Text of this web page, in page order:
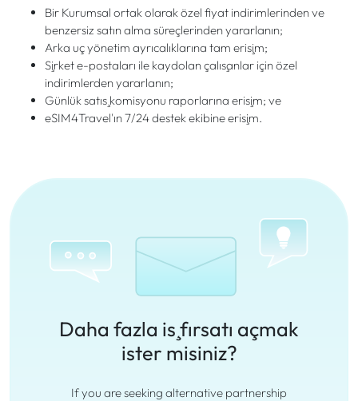
Bir Kurumsal ortak olarak özel fiyat indirimlerinden ve
benzersiz satın alma süreçlerinden yararlanın;
Arka uç yönetim ayrıcalıklarına tam erişim;
Şirket e-postaları ile kaydolan çalışanlar için özel
indirimlerden yararlanın;
Günlük satış komisyonu raporlarına erişim; ve
eSIM4Travel'ın 7/24 destek ekibine erişim.
Daha fazla iş fırsatı açmak
ister misiniz?
If you are seeking alternative partnership